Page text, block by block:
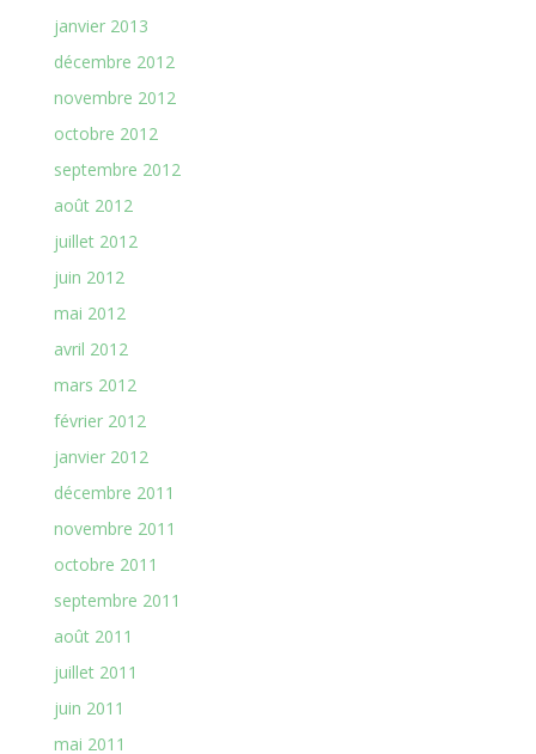
janvier 2013
décembre 2012
novembre 2012
octobre 2012
septembre 2012
août 2012
juillet 2012
juin 2012
mai 2012
avril 2012
mars 2012
février 2012
janvier 2012
décembre 2011
novembre 2011
octobre 2011
septembre 2011
août 2011
juillet 2011
juin 2011
mai 2011